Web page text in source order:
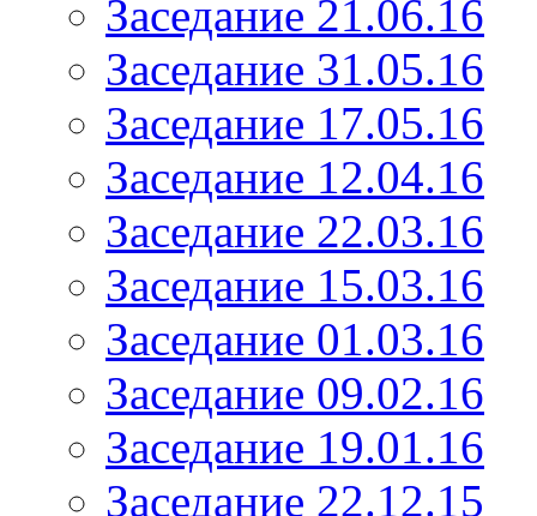
Заседание 21.06.16
Заседание 31.05.16
Заседание 17.05.16
Заседание 12.04.16
Заседание 22.03.16
Заседание 15.03.16
Заседание 01.03.16
Заседание 09.02.16
Заседание 19.01.16
Заседание 22.12.15